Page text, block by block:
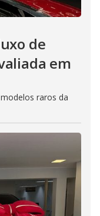
de
em
raros da